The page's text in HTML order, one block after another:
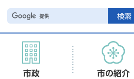
検索
市政
市の紹介